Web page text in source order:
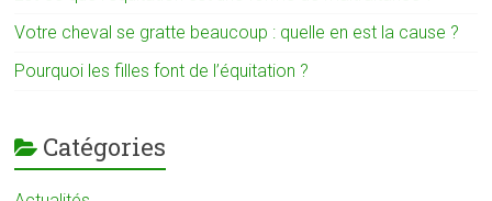
Votre cheval se gratte beaucoup : quelle en est la cause ?
Pourquoi les filles font de l’équitation ?
Catégories